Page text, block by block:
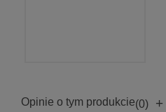
Opinie o tym produkcie(0) +